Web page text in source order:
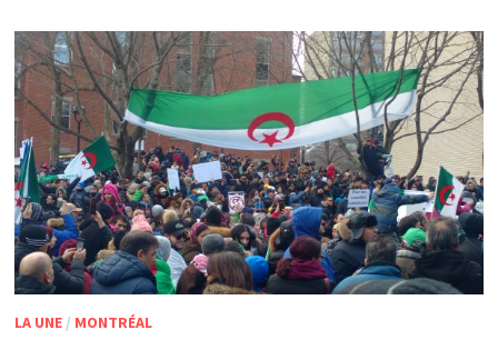
LA UNE/ MONTRÉAL